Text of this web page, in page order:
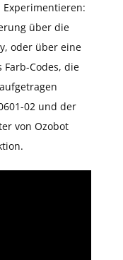
über die
oder über eine
Farb-Codes, die
02 und der
von Ozobot